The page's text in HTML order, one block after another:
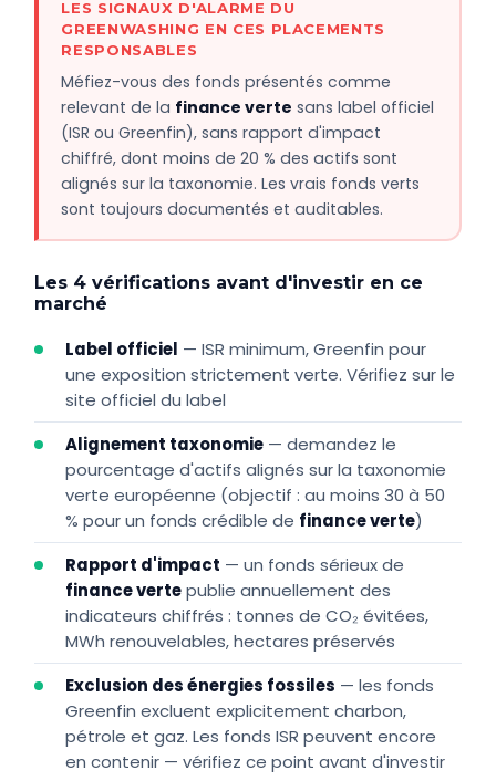
LES SIGNAUX D'ALARME DU
GREENWASHING EN CES PLACEMENTS
RESPONSABLES
Méfiez-vous des fonds présentés comme
relevant de la finance verte sans label officiel
(ISR ou Greenfin), sans rapport d'impact
chiffré, dont moins de 20 % des actifs sont
alignés sur la taxonomie. Les vrais fonds verts
sont toujours documentés et auditables.
Les 4 vérifications avant d'investir en ce
marché
Label officiel — ISR minimum, Greenfin pour
une exposition strictement verte. Vérifiez sur le
site officiel du label
Alignement taxonomie — demandez le
pourcentage d'actifs alignés sur la taxonomie
verte européenne (objectif : au moins 30 à 50
% pour un fonds crédible de finance verte)
Rapport d'impact — un fonds sérieux de
finance vertepublie annuellement des
indicateurs chiffrés : tonnes de CO₂ évitées,
MWh renouvelables, hectares préservés
Exclusion des énergies fossiles — les fonds
Greenfin excluent explicitement charbon,
pétrole et gaz. Les fonds ISR peuvent encore
en contenir — vérifiez ce point avant d'investir